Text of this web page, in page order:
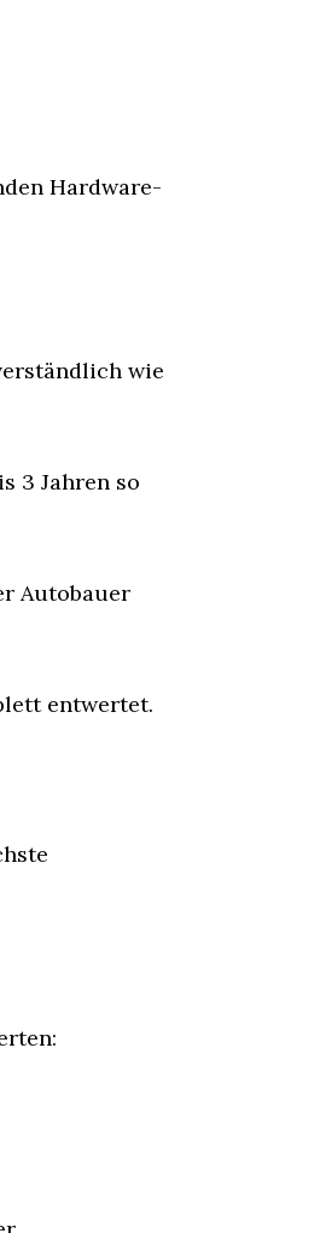
Hardware-
wie
3 Jahren so
Autobauer
entwertet.